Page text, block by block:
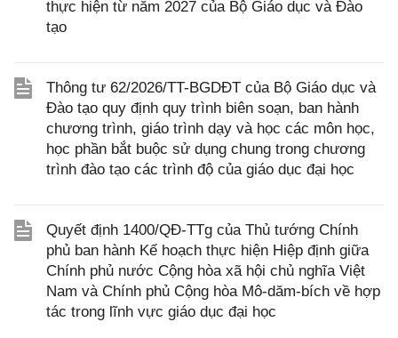
thực hiện từ năm 2027 của Bộ Giáo dục và Đào
tạo
Thông tư 62/2026/TT-BGDĐT của Bộ Giáo dục và
Đào tạo quy định quy trình biên soạn, ban hành
chương trình, giáo trình dạy và học các môn học,
học phần bắt buộc sử dụng chung trong chương
trình đào tạo các trình độ của giáo dục đại học
Quyết định 1400/QĐ-TTg của Thủ tướng Chính
phủ ban hành Kế hoạch thực hiện Hiệp định giữa
Chính phủ nước Cộng hòa xã hội chủ nghĩa Việt
Nam và Chính phủ Cộng hòa Mô-dăm-bích về hợp
tác trong lĩnh vực giáo dục đại học